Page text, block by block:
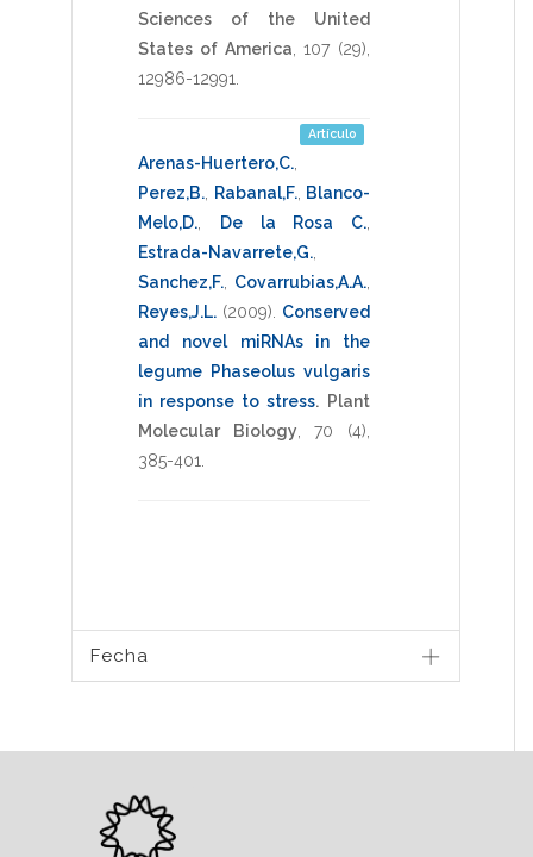
Sciences of the United
States of America ,107 (29),
12986-12991
Artículo
Arenas-Huertero,C.
Perez,B. Rabanal,F., Blanco-
Melo,D.
De la Rosa C.
Estrada-Navarrete,G.
Sanchez,F.
Covarrubias,A.A.
Reyes,J.L. (2009)
Conserved
and novel miRNAs in the
legume Phaseolus vulgaris
in response to stress. Plant
Molecular Biology ,70 (4),
385-401
Fecha